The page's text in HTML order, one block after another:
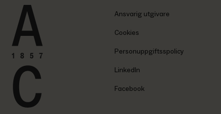
Ansvarig utgivare
Cookies
Personuppgiftsspolicy
LinkedIn
Facebook